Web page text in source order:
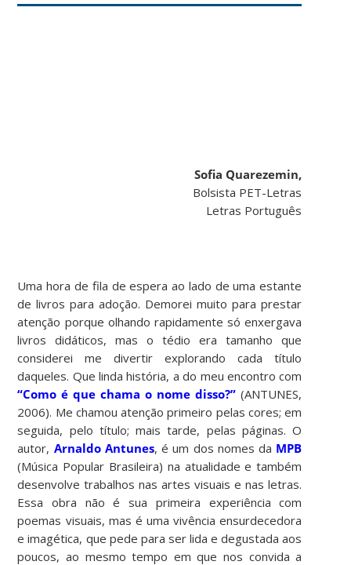
Sofia Quarezemin,
Bolsista PET-Letras
Letras Português
Uma hora de fila de espera ao lado de uma estante
de livros para adoção. Demorei muito para prestar
atenção porque olhando rapidamente só enxergava
livros didáticos, mas o tédio era tamanho que
considerei me divertir explorando cada título
daqueles. Que linda história, a do meu encontro com
“Como é que chama o nome disso?” (ANTUNES,
2006). Me chamou atenção primeiro pelas cores; em
seguida, pelo título; mais tarde, pelas páginas. O
autor, Arnaldo Antunes, é um dos nomes da MPB
(Música Popular Brasileira) na atualidade e também
desenvolve trabalhos nas artes visuais e nas letras.
Essa obra não é sua primeira experiência com
poemas visuais, mas é uma vivência ensurdecedora
e imagética, que pede para ser lida e degustada aos
poucos, ao mesmo tempo em que nos convida a